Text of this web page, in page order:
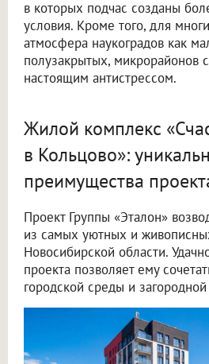
в которых подчас созданы
условия. Кроме того, для
атмосфера наукоградов как
полузакрытых, микрорайонов
настоящим антистрессом.
Жилой комплекс
в Кольцово»:
преимущества
Проект Группы «Эталон»
из самых уютных и
Новосибирской области.
проекта позволяет ему
городской среды и